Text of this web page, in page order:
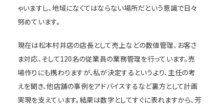
ゃいますし、地域になくてはならない場所だという意識で日々
努めています。
現在は松本村井店の店長として売上などの数値管理、お客さ
ま対応、そして120名の従業員の業務管理を行っています。売
場作りにも携わりますが、私が決定するというより、主任の考
えを聞き、他店舗の事例をアドバイスするなど裏方として計画
実現を支えています。結果は数字としてすぐに表れますから、芳